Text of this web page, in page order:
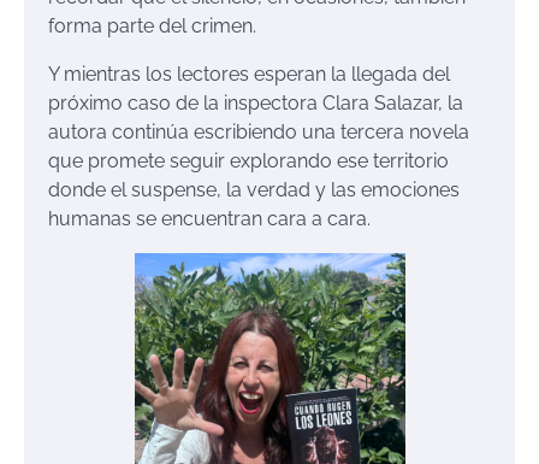
forma parte del crimen.
Y mientras los lectores esperan la llegada del
próximo caso de la inspectora Clara Salazar, la
autora continúa escribiendo una tercera novela
que promete seguir explorando ese territorio
donde el suspense, la verdad y las emociones
humanas se encuentran cara a cara.